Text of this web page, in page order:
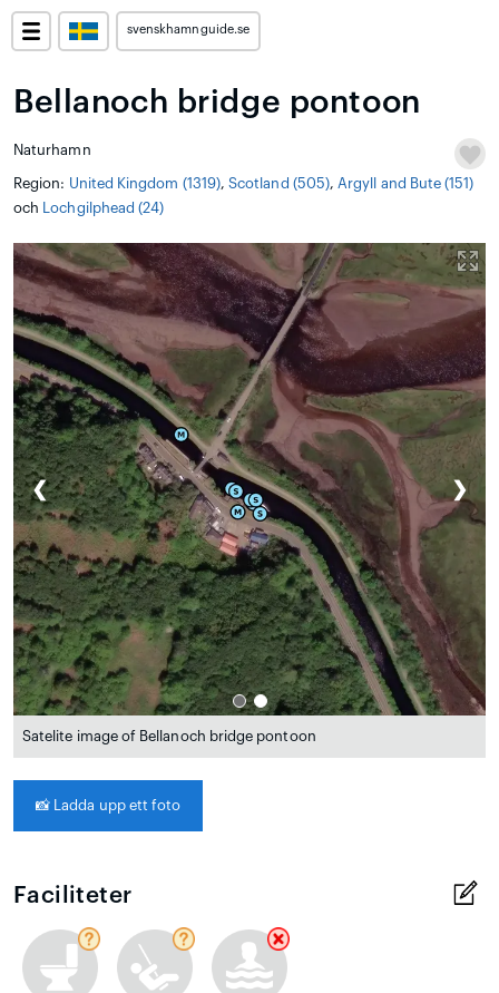
svenskhamnguide.se
Bellanoch bridge pontoon
Naturhamn
Region: United Kingdom (1319),Scotland (505), Argyll and Bute (151)
och
Lochgilphead (24)
❮ ❯
Satelite image of Bellanoch bridge pontoon
📸 Ladda upp ett foto
Faciliteter